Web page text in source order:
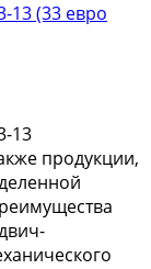
13 (33 евро
13
продукции,